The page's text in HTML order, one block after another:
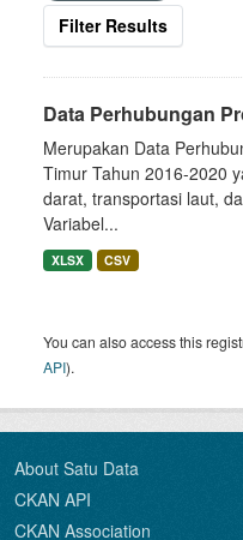
Filter Results
Data Perhubungan
Merupakan Data
Timur Tahun 2016-2020
darat, transportasi laut,
Variabel...
XLSX CSV
You can also access this
API).
About Satu Data
CKAN API
CKAN Association